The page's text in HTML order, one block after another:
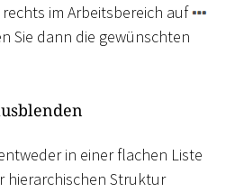
im Arbeitsbereich auf
Sie dann die gewünschten
in einer flachen Liste
hierarchischen Struktur